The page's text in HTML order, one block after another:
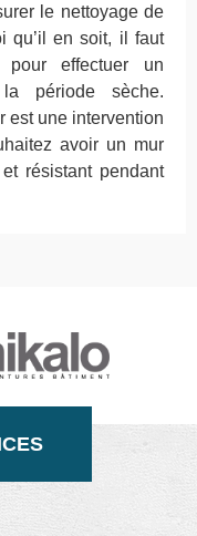
le nettoyage de
qu’il en soit, il faut
effectuer un
période sèche.
est une intervention
avoir un mur
résistant pendant